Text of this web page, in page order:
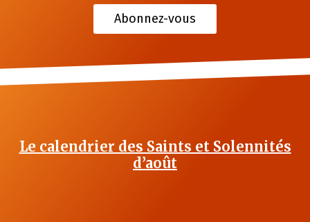
Abonnez-vous
Le calendrier des Saints et Solennités
d’août